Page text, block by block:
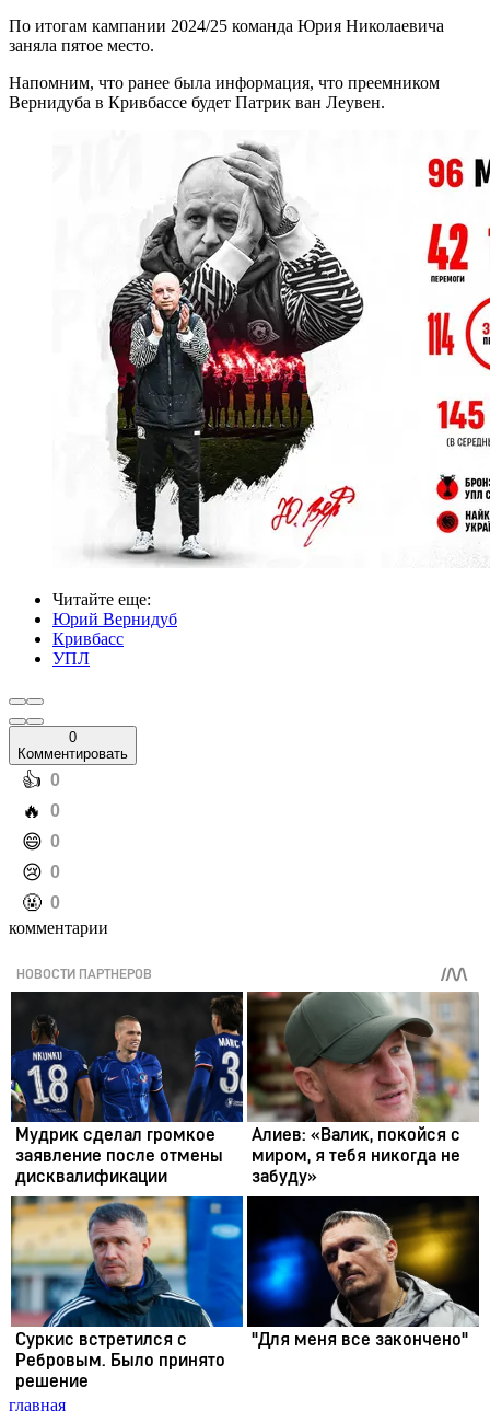
По итогам кампании 2024/25 команда Юрия Николаевича
заняла пятое место.
Напомним, что ранее была информация, что преемником
Вернидуба в Кривбассе будет Патрик ван Леувен.
Читайте еще:
Юрий Вернидуб
Кривбасс
УПЛ
0
Комментировать
️👍 0
️🔥 0
️😄 0
️😢 0
️🤬 0
комментарии
главная